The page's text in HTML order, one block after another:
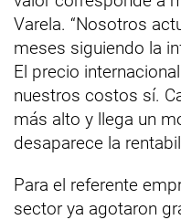
Varela. “Nosotros
meses siguiendo la
El precio
nuestros costos sí.
más alto y llega un
desaparece la
Para el referente
sector ya agotaron